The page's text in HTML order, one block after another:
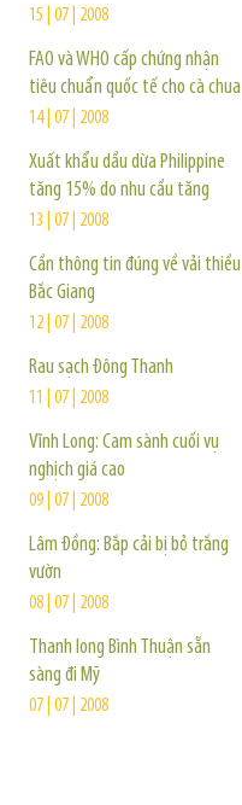
15 | 07 | 2008
FAO và WHO cấp chứng nhận
tiêu chuẩn quốc tế cho cà chua
14 | 07 | 2008
Xuất khẩu dầu dừa Philippine
tăng 15% do nhu cầu tăng
13 | 07 | 2008
Cần thông tin đúng về vải thiều
Bắc Giang
12 | 07 | 2008
Rau sạch Đông Thanh
11 | 07 | 2008
Vĩnh Long: Cam sành cuối vụ
nghịch giá cao
09 | 07 | 2008
Lâm Đồng: Bắp cải bị bỏ trắng
vườn
08 | 07 | 2008
Thanh long Bình Thuận sẵn
sàng đi Mỹ
07 | 07 | 2008